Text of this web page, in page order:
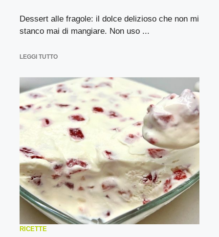
Dessert alle fragole: il dolce delizioso che non mi
stanco mai di mangiare. Non uso ...
LEGGI TUTTO
RICETTE